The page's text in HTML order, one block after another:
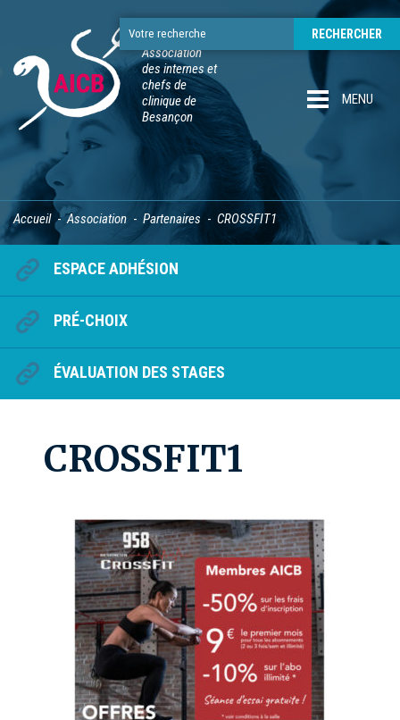
Association
des internes et
chefs de
clinique de
Besançon
MENU
Accueil Association Partenaires CROSSFIT1
ESPACE ADHÉSION
PRÉ-CHOIX
ÉVALUATION DES STAGES
CROSSFIT1